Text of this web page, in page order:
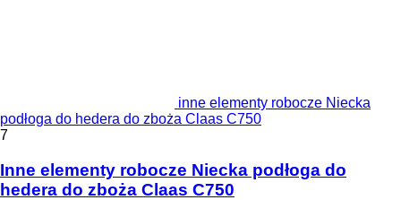
inne elementy robocze Niecka
podłoga do hedera do zboża Claas C750
7
Inne elementy robocze Niecka podłoga do
hedera do zboża Claas C750